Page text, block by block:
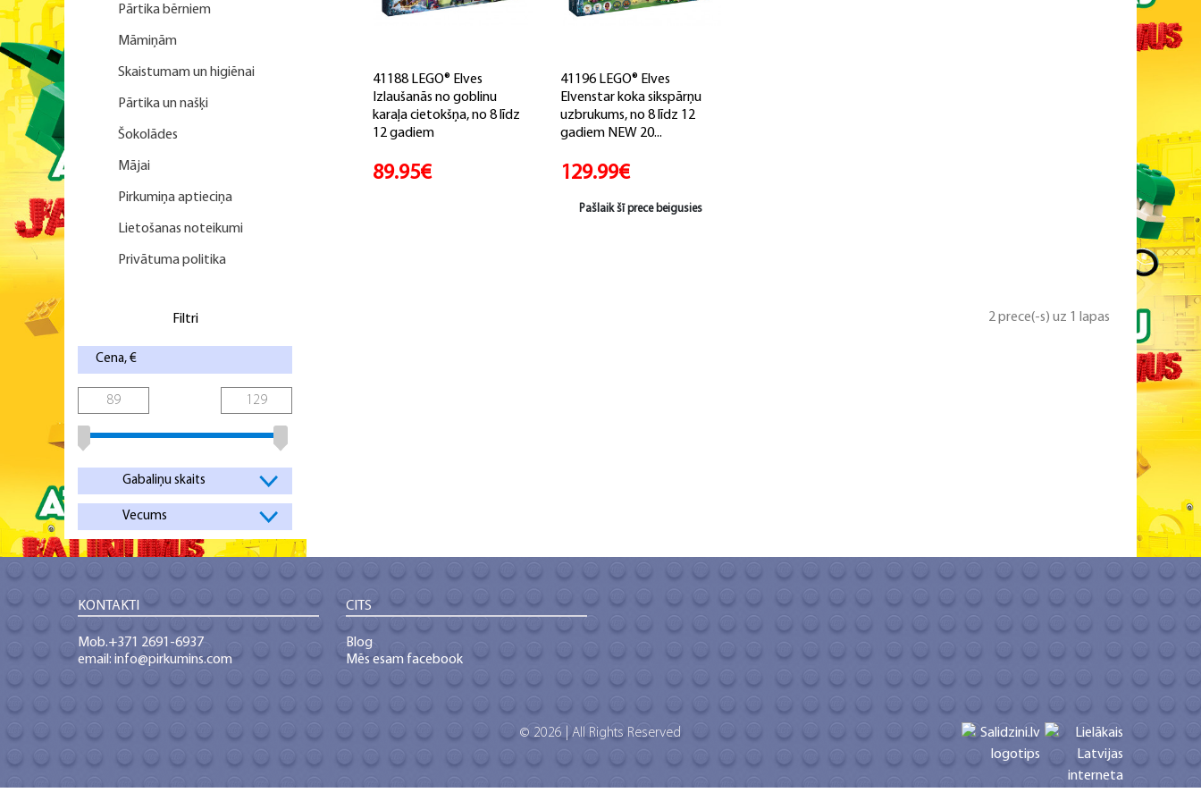
Pārtika bērniem
Māmiņām
Skaistumam un higiēnai
Pārtika un našķi
Šokolādes
Mājai
Pirkumiņa aptieciņa
Lietošanas noteikumi
Privātuma politika
Filtri
Cena, €
Gabaliņu skaits
Vecums
41188 LEGO® Elves
Izlaušanās no goblinu
karaļa cietokšņa, no 8 līdz
12 gadiem
89.95€
41196 LEGO® Elves
Elvenstar koka sikspārņu
uzbrukums, no 8 līdz 12
gadiem NEW 20...
129.99€
Pašlaik šī prece beigusies
2 prece(-s) uz 1 lapas
KONTAKTI
Mob.+371 2691-6937
email: info@pirkumins.com
CITS
Blog
Mēs esam facebook
© 2026 | All Rights Reserved